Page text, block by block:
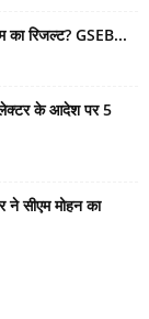
का रिजल्ट? GSEB...
के आदेश पर 5
सीएम मोहन का